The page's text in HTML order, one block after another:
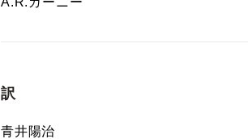
訳
青井陽治